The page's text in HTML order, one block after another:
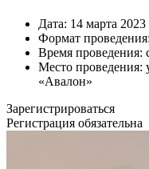
Дата: 14 марта 2023
Формат
Время проведения:
Место проведения:
«Авалон»
Зарегистрироваться
Регистрация обязательна